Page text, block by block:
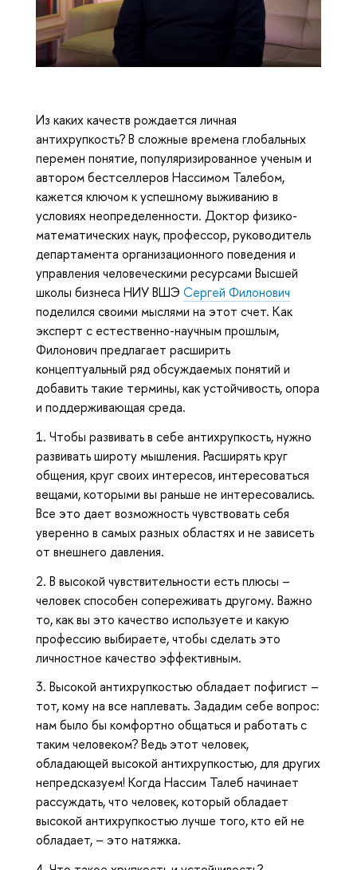
Из каких качеств рождается личная
антихрупкость? В сложные времена глобальных
перемен понятие, популяризированное ученым и
автором бестселлеров Нассимом Талебом,
кажется ключом к успешному выживанию в
условиях неопределенности. Доктор физико-
математических наук, профессор, руководитель
департамента организационного поведения и
управления человеческими ресурсами Высшей
школы бизнеса НИУ ВШЭ Сергей Филонович
поделился своими мыслями на этот счет. Как
эксперт с естественно-научным прошлым,
Филонович предлагает расширить
концептуальный ряд обсуждаемых понятий и
добавить такие термины, как устойчивость, опора
и поддерживающая среда.
1. Чтобы развивать в себе антихрупкость, нужно
развивать широту мышления. Расширять круг
общения, круг своих интересов, интересоваться
вещами, которыми вы раньше не интересовались.
Все это дает возможность чувствовать себя
уверенно в самых разных областях и не зависеть
от внешнего давления.
2. В высокой чувствительности есть плюсы –
человек способен сопереживать другому. Важно
то, как вы это качество используете и какую
профессию выбираете, чтобы сделать это
личностное качество эффективным.
3. Высокой антихрупкостью обладает пофигист –
тот, кому на все наплевать. Зададим себе вопрос:
нам было бы комфортно общаться и работать с
таким человеком? Ведь этот человек,
обладающей высокой антихрупкостью, для других
непредсказуем! Когда Нассим Талеб начинает
рассуждать, что человек, который обладает
высокой антихрупкостью лучше того, кто ей не
обладает, – это натяжка.